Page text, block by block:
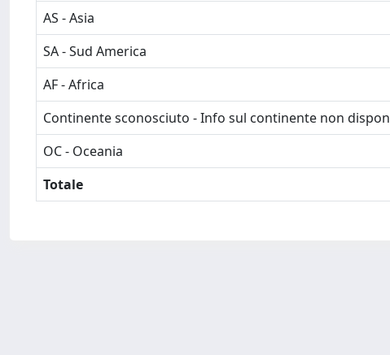
AS - Asia
SA - Sud America
AF - Africa
Continente sconosciuto - Info sul continente non
OC - Oceania
Totale